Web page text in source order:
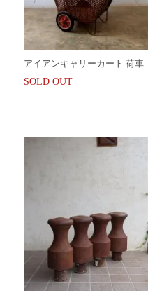
アイアンキャリーカート 荷車
SOLD OUT